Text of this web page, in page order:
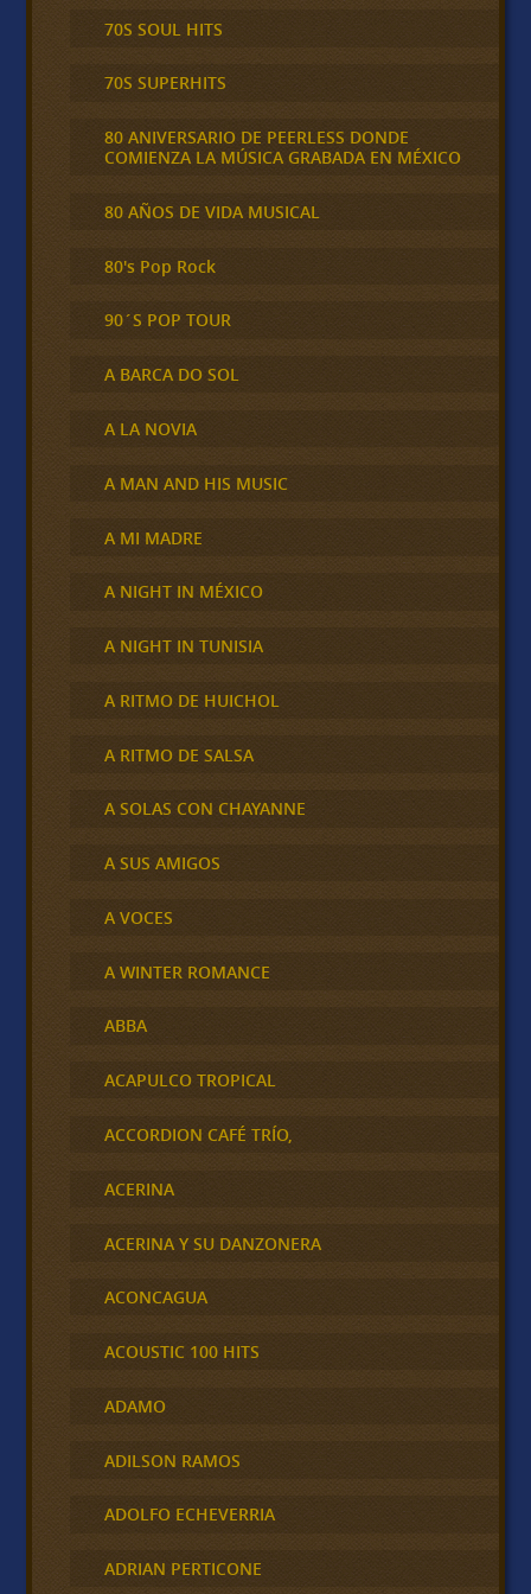
70S SOUL HITS
70S SUPERHITS
80 ANIVERSARIO DE PEERLESS DONDE
COMIENZA LA MÚSICA GRABADA EN MÉXICO
80 AÑOS DE VIDA MUSICAL
80's Pop Rock
90´S POP TOUR
A BARCA DO SOL
A LA NOVIA
A MAN AND HIS MUSIC
A MI MADRE
A NIGHT IN MÉXICO
A NIGHT IN TUNISIA
A RITMO DE HUICHOL
A RITMO DE SALSA
A SOLAS CON CHAYANNE
A SUS AMIGOS
A VOCES
A WINTER ROMANCE
ABBA
ACAPULCO TROPICAL
ACCORDION CAFÉ TRÍO,
ACERINA
ACERINA Y SU DANZONERA
ACONCAGUA
ACOUSTIC 100 HITS
ADAMO
ADILSON RAMOS
ADOLFO ECHEVERRIA
ADRIAN PERTICONE